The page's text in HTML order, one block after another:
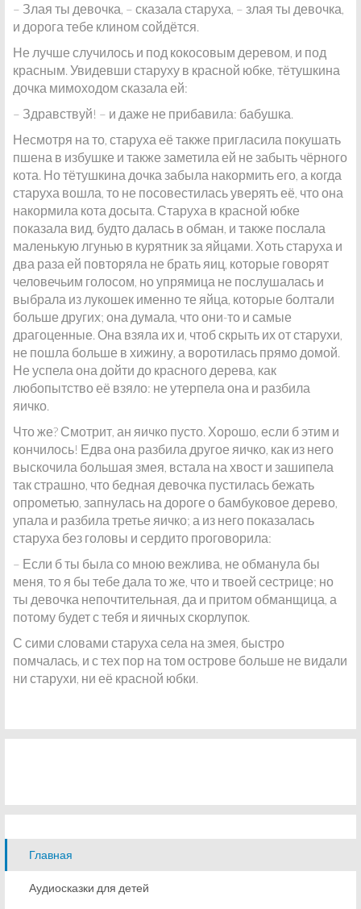
– Злая ты девочка, – сказала старуха, – злая ты девочка,
и дорога тебе клином сойдётся.
Не лучше случилось и под кокосовым деревом, и под
красным. Увидевши старуху в красной юбке, тётушкина
дочка мимоходом сказала ей:
– Здравствуй! – и даже не прибавила: бабушка.
Несмотря на то, старуха её также пригласила покушать
пшена в избушке и также заметила ей не забыть чёрного
кота. Но тётушкина дочка забыла накормить его, а когда
старуха вошла, то не посовестилась уверять её, что она
накормила кота досыта. Старуха в красной юбке
показала вид, будто далась в обман, и также послала
маленькую лгунью в курятник за яйцами. Хоть старуха и
два раза ей повторяла не брать яиц, которые говорят
человечьим голосом, но упрямица не послушалась и
выбрала из лукошек именно те яйца, которые болтали
больше других; она думала, что они-то и самые
драгоценные. Она взяла их и, чтоб скрыть их от старухи,
не пошла больше в хижину, а воротилась прямо домой.
Не успела она дойти до красного дерева, как
любопытство её взяло: не утерпела она и разбила
яичко.
Что же? Смотрит, ан яичко пусто. Хорошо, если б этим и
кончилось! Едва она разбила другое яичко, как из него
выскочила большая змея, встала на хвост и зашипела
так страшно, что бедная девочка пустилась бежать
опрометью, запнулась на дороге о бамбуковое дерево,
упала и разбила третье яичко; а из него показалась
старуха без головы и сердито проговорила:
– Если б ты была со мною вежлива, не обманула бы
меня, то я бы тебе дала то же, что и твоей сестрице; но
ты девочка непочтительная, да и притом обманщица, а
потому будет с тебя и яичных скорлупок.
С сими словами старуха села на змея, быстро
помчалась, и с тех пор на том острове больше не видали
ни старухи, ни её красной юбки.
Главная
Аудиосказки для детей